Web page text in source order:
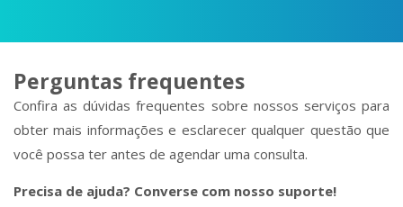
Perguntas frequentes
Confira as dúvidas frequentes sobre nossos serviços para
obter mais informações e esclarecer qualquer questão que
você possa ter antes de agendar uma consulta.
Precisa de ajuda? Converse com nosso suporte!